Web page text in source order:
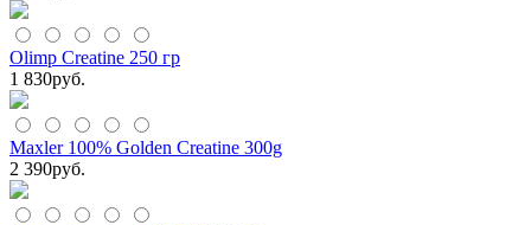
Olimp Creatine 250 гр
1 830руб.
Maxler 100% Golden Creatine 300g
2 390руб.